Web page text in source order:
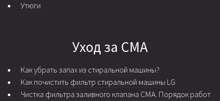
Утюги
Уход за СМА
Как убрать запах из стиральной машины?
Как почистить фильтр стиральной машины LG
Чистка фильтра заливного клапана СМА. Порядок работ